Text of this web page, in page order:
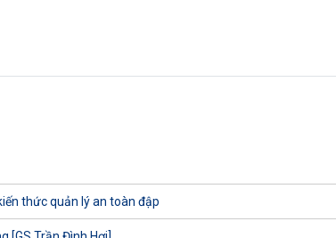
thức quản lý an toàn đập